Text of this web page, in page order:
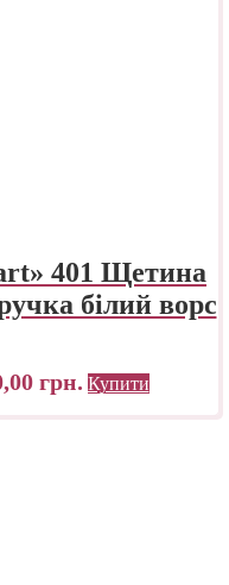
401 Щетина
білий ворс
грн. Купити